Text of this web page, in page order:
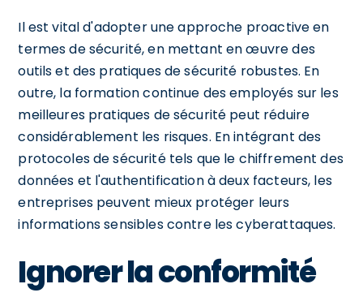
Il est vital d'adopter une approche proactive en
termes de sécurité, en mettant en œuvre des
outils et des pratiques de sécurité robustes. En
outre, la formation continue des employés sur les
meilleures pratiques de sécurité peut réduire
considérablement les risques. En intégrant des
protocoles de sécurité tels que le chiffrement des
données et l'authentification à deux facteurs, les
entreprises peuvent mieux protéger leurs
informations sensibles contre les cyberattaques.
Ignorer la conformité